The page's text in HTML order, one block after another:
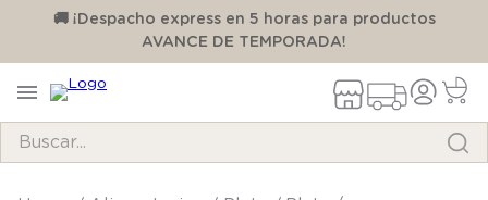
🚚 ¡Despacho express en 5 horas para productos
AVANCE DE TEMPORADA!